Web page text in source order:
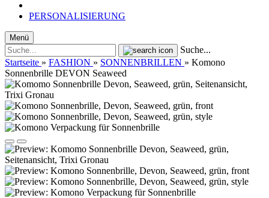
PERSONALISIERUNG
Menü
Suche...
Startseite » FASHION » SONNENBRILLEN » Komono
Sonnenbrille DEVON Seaweed